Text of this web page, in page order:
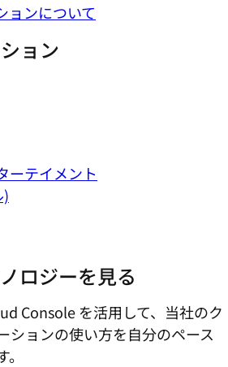
ョンについて
ョン
ーテイメント
ロジーを見る
Console を活用して、当社のク
ションの使い方を自分のペース